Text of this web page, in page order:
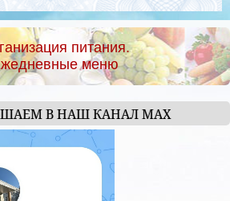
питания.
меню
В НАШ КАНАЛ МАХ